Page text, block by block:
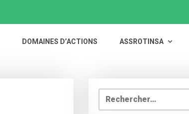
DOMAINES D’ACTIONS ASSROTINSA
Rechercher :